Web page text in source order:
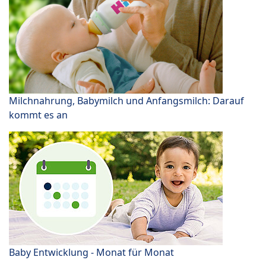
Milchnahrung, Babymilch und Anfangsmilch: Darauf
kommt es an
Baby Entwicklung - Monat für Monat